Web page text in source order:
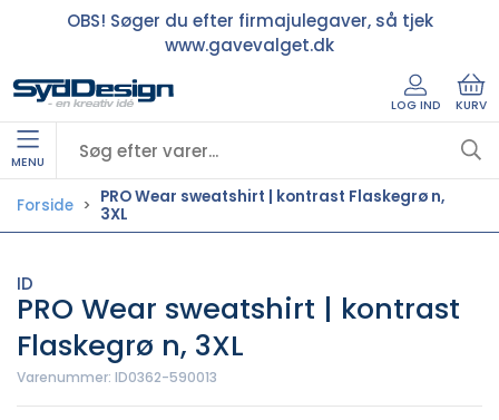
OBS! Søger du efter firmajulegaver, så tjek
www.gavevalget.dk
LOG IND KURV
MENU
Forside
PRO Wear sweatshirt | kontrast Flaskegrø n,
3XL
ID
PRO Wear sweatshirt | kontrast
Flaskegrø n, 3XL
Varenummer: ID0362-590013